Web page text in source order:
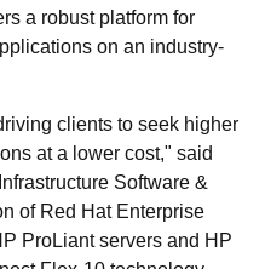
a robust platform for
on an industry-
clients to seek higher
at a lower cost," said
Software &
of Red Hat Enterprise
ProLiant servers and HP